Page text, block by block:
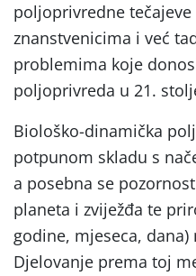
poljoprivredne
znanstvenicima i već
problemima koje
poljoprivreda u 21.
Biološko-dinamička
potpunom skladu s
a posebna se
planeta i zviježđa te
godine, mjeseca,
Djelovanje prema toj